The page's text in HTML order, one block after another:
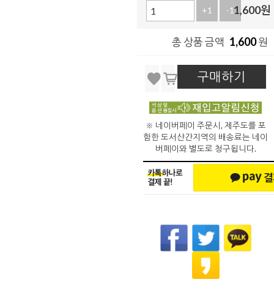
+1 -11,600원
총 상품 금액 1,600원
구매하기
※ 네이버페이 주문시, 제주도를 포
함한 도서산간지역의 배송료는 네이
버페이와 별도로 청구됩니다.